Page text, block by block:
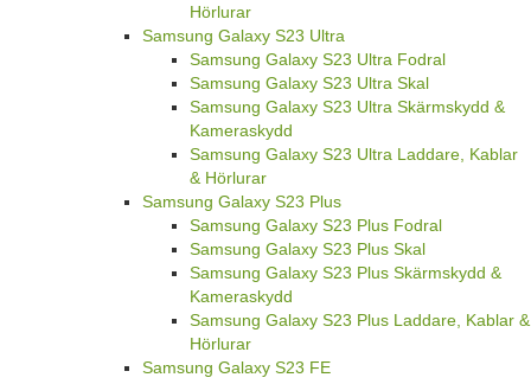
Hörlurar
Samsung Galaxy S23 Ultra
Samsung Galaxy S23 Ultra Fodral
Samsung Galaxy S23 Ultra Skal
Samsung Galaxy S23 Ultra Skärmskydd &
Kameraskydd
Samsung Galaxy S23 Ultra Laddare, Kablar
& Hörlurar
Samsung Galaxy S23 Plus
Samsung Galaxy S23 Plus Fodral
Samsung Galaxy S23 Plus Skal
Samsung Galaxy S23 Plus Skärmskydd &
Kameraskydd
Samsung Galaxy S23 Plus Laddare, Kablar &
Hörlurar
Samsung Galaxy S23 FE